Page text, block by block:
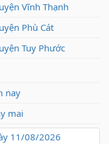
Vĩnh Thạnh
Phù Cát
Tuy Phước
nay
mai
11/08/2026